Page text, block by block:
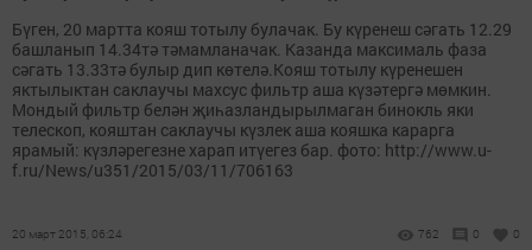
Бүген, 20 мартта кояш тотылу булачак. Бу күренеш сәгать 12.29
башланып 14.34тә тәмамланачак. Казанда максималь фаза
сәгать 13.33тә булыр дип көтелә.Кояш тотылу күренешен
яктылыктан саклаучы махсус фильтр аша күзәтергә мөмкин.
Мондый фильтр белән җиһазландырылмаган бинокль яки
телескоп, кояштан саклаучы күзлек аша кояшка карарга
ярамый: күзләрегезне харап итүегез бар. фото: http://www.u-
f.ru/News/u351/2015/03/11/706163
20 март 2015, 06:24 762 0 0